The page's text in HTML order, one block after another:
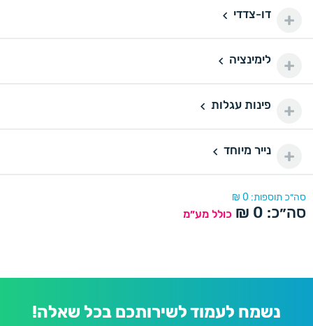
200 יחידות
110 ₪
160 ₪
דו-צדדידו-צדדי
לימינציהלימינציה
פינות עגלות
פינות עגלות
נייר מיוחדנייר מיוחד
סה״כ תוספות: 0
₪
סה״כ: 0
₪ כולל מע״מ
נשמח לעמוד לשירותכם בכל שאלה!